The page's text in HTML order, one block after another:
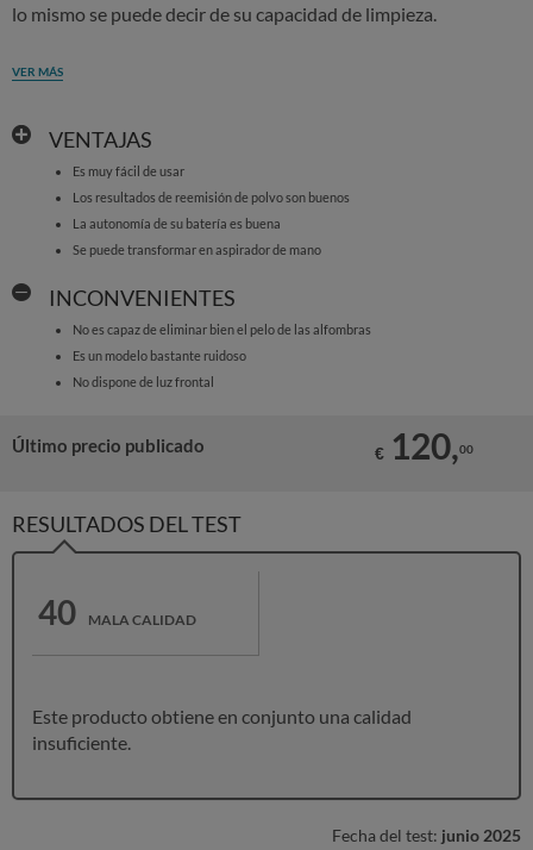
lo mismo se puede decir de su capacidad de limpieza.
VER MÁS
VENTAJAS
Es muy fácil de usar
Los resultados de reemisión de polvo son buenos
La autonomía de su batería es buena
Se puede transformar en aspirador de mano
INCONVENIENTES
No es capaz de eliminar bien el pelo de las alfombras
Es un modelo bastante ruidoso
No dispone de luz frontal
Último precio publicado € 120,00
RESULTADOS DEL TEST
40 MALA CALIDAD
Este producto obtiene en conjunto una calidad
insuficiente.
Fecha del test: junio 2025